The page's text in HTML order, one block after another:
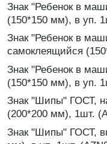
Знак "Ребенок в
(150*150 мм), в уп.
Знак "Ребенок в
самоклеящийся
Знак "Ребенок в
(150*150 мм), в уп.
Знак "Шипы" ГОСТ,
(200*200 мм), 1шт.
Знак "Шипы" ГОСТ,